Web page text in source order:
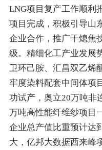
LNG项目复产工作顺利
项目 完成，积极引导山
企业合作，推广干熄焦
级。 精细化工产业发展
卫环己胺、 汇昌双乙烯
牢度染料配套中间体项
功试产，奥立20万吨非
万吨高性能纤维纱项目
企业总产值比重预计达
大，亿邦大数据西来峰